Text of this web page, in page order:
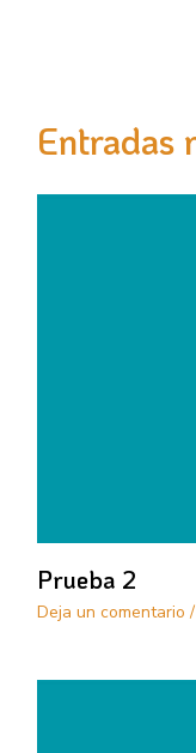
Entradas
Prueba 2
Deja un comentario /